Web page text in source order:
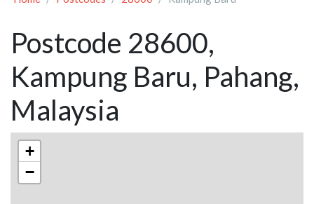
Postcode 28600,
Kampung Baru, Pahang,
Malaysia
+
−